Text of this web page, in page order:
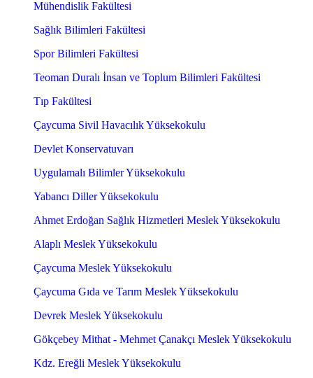
Mühendislik Fakültesi
Sağlık Bilimleri Fakültesi
Spor Bilimleri Fakültesi
Teoman Duralı İnsan ve Toplum Bilimleri Fakültesi
Tıp Fakültesi
Çaycuma Sivil Havacılık Yüksekokulu
Devlet Konservatuvarı
Uygulamalı Bilimler Yüksekokulu
Yabancı Diller Yüksekokulu
Ahmet Erdoğan Sağlık Hizmetleri Meslek Yüksekokulu
Alaplı Meslek Yüksekokulu
Çaycuma Meslek Yüksekokulu
Çaycuma Gıda ve Tarım Meslek Yüksekokulu
Devrek Meslek Yüksekokulu
Gökçebey Mithat - Mehmet Çanakçı Meslek Yüksekokulu
Kdz. Ereğli Meslek Yüksekokulu